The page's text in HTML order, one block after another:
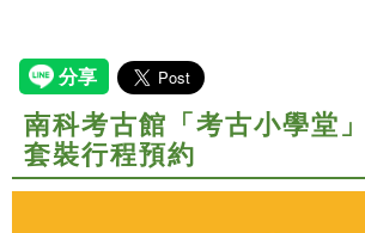
南科考古館「考古小學堂
套裝行程預約